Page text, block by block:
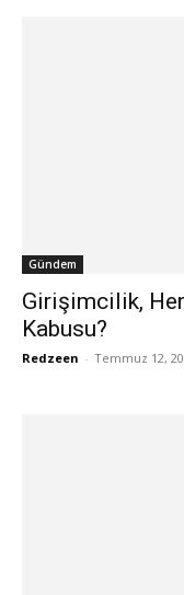
Gündem
Girişimcilik,
Kabusu?
Redzeen - Temmuz 12,